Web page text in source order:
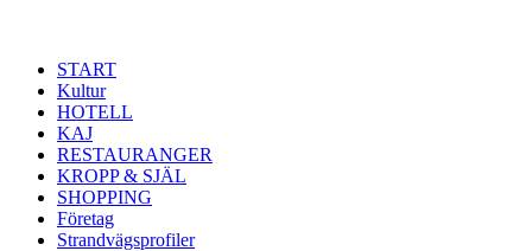
START
Kultur
HOTELL
KAJ
RESTAURANGER
KROPP & SJÄL
SHOPPING
Företag
Strandvägsprofiler